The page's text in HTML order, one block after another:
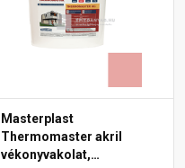
Masterplast
Thermomaster akril
vékonyvakolat,